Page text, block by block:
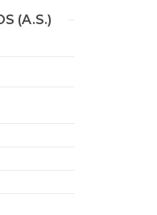
em sua
Islâmica
(A.S.)